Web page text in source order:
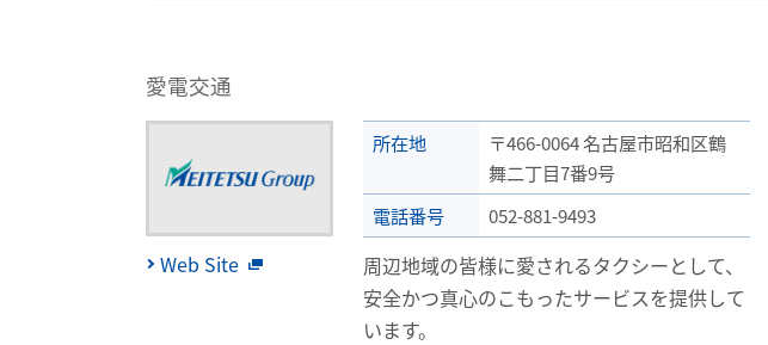
愛電交通
Web Site
所在地
〒466-0064 名古屋市昭和区鶴
舞二丁目7番9号
電話番号
052-881-9493
周辺地域の皆様に愛されるタクシーとして、
安全かつ真心のこもったサービスを提供して
います。